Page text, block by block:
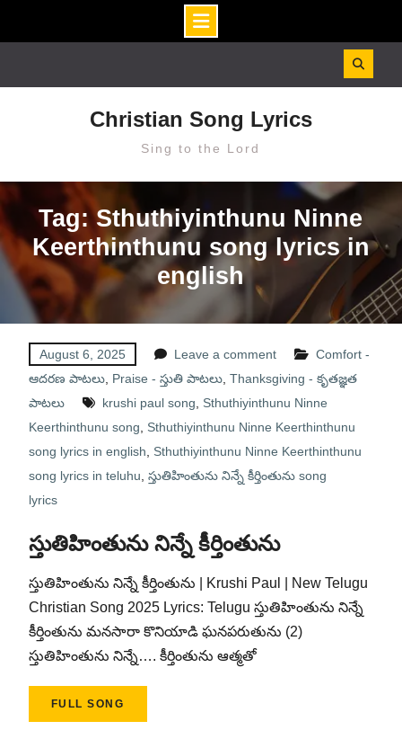
Christian Song Lyrics
Sing to the Lord
Tag: Sthuthiyinthunu Ninne
Keerthinthunu song lyrics in
english
August 6, 2025 Leave a comment
Comfort -
ఆదరణ పాటలు, Praise - స్తుతి పాటలు, Thanksgiving - కృతజ్ఞత
పాటలు
krushi paul song
Sthuthiyinthunu Ninne
Keerthinthunu song
Sthuthiyinthunu Ninne Keerthinthunu
song lyrics in english
Sthuthiyinthunu Ninne Keerthinthunu
song lyrics in teluhu స్తుతిహింతును నిన్నే కీర్తింతును song
lyrics
స్తుతిహింతును నిన్నే కీర్తింతును
స్తుతిహింతును నిన్నే కీర్తింతును | Krushi Paul | New Telugu
Christian Song 2025 Lyrics: Telugu స్తుతిహింతును నిన్నే
కీర్తింతును మనసారా కొనియాడి ఘనపరుతును (2)
స్తుతిహింతును నిన్నే…. కీర్తింతును ఆత్మతో
FULL SONG